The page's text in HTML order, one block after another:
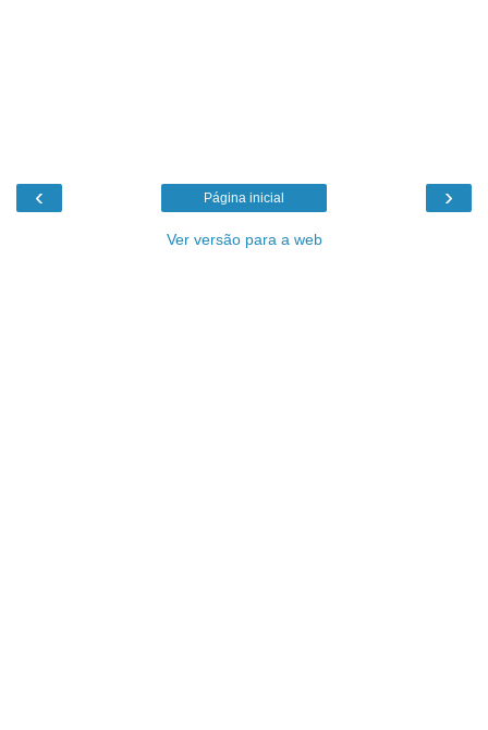
‹ ›
Página inicial
Ver versão para a web